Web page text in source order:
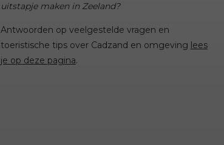
uitstapje maken in Zeeland?
Antwoorden op veelgestelde vragen en
toeristische tips over Cadzand en omgeving lees
je op deze pagina.